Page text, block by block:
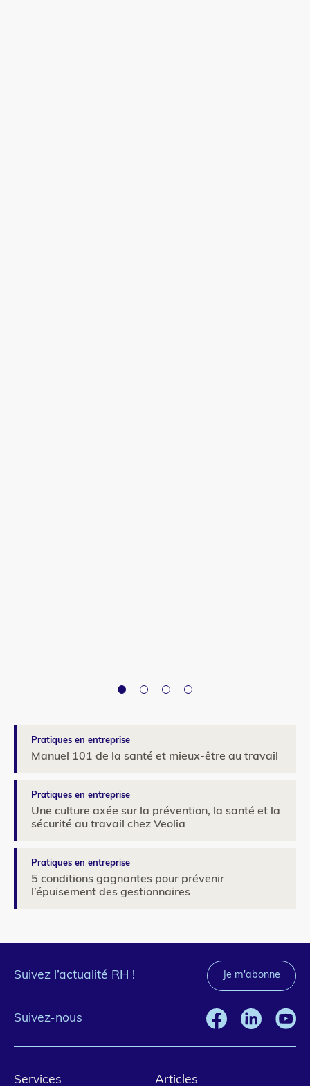
Pratiques en entreprise
Manuel 101 de la santé et mieux-être au travail
Pratiques en entreprise
Une culture axée sur la prévention, la santé et la
sécurité au travail chez Veolia
Pratiques en entreprise
5 conditions gagnantes pour prévenir
l’épuisement des gestionnaires
Suivez l’actualité RH ! Je m'abonne
Suivez-nous
Services Articles